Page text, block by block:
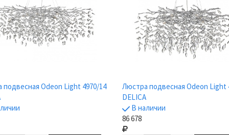
подвесная Odeon Light 4970/14
Люстра подвесная Odeon Light
DELICA
В наличии
86 678